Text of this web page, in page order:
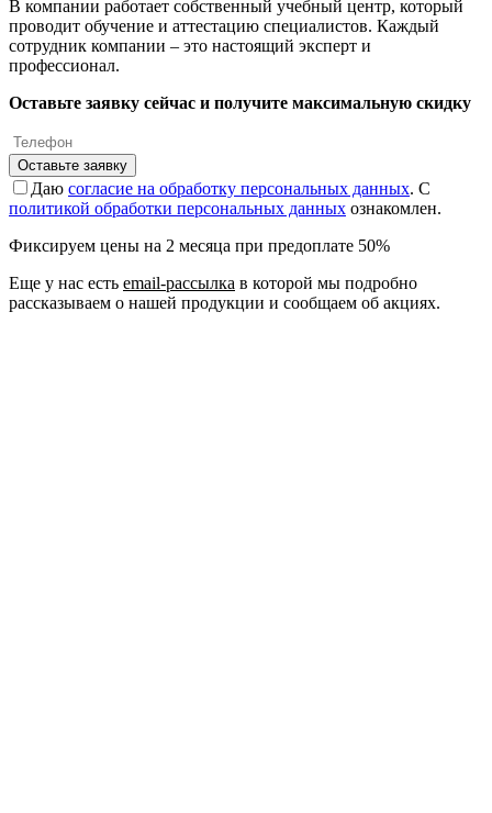
В компании работает собственный учебный центр, который
проводит обучение и аттестацию специалистов. Каждый
сотрудник компании – это настоящий эксперт и
профессионал.
Оставьте заявку сейчас и получите максимальную скидку
Оставьте заявку
Даю согласие на обработку персональных данных. С
политикой обработки персональных данных ознакомлен.
Фиксируем цены на 2 месяца при предоплате 50%
Еще у нас есть email-рассылка в которой мы подробно
рассказываем о нашей продукции и сообщаем об акциях.